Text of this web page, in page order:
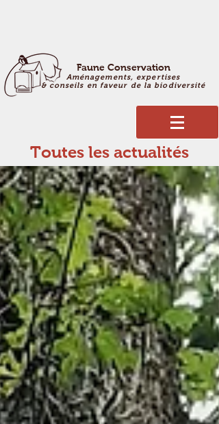
Faune Conservation
Aménagements, expertises
& conseils en faveur de la biodiversité
Toutes les actualités